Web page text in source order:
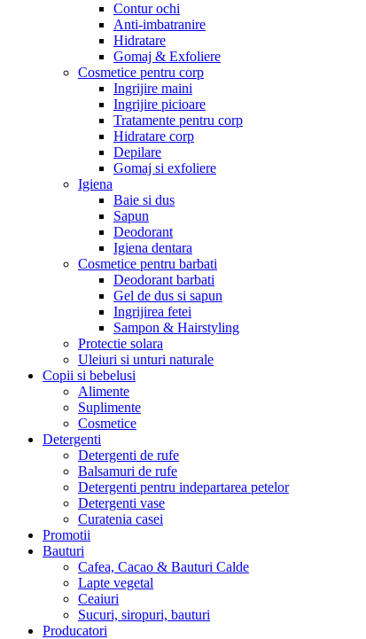
Contur ochi
Anti-imbatranire
Hidratare
Gomaj & Exfoliere
Cosmetice pentru corp
Ingrijire maini
Ingrijire picioare
Tratamente pentru corp
Hidratare corp
Depilare
Gomaj si exfoliere
Igiena
Baie si dus
Sapun
Deodorant
Igiena dentara
Cosmetice pentru barbati
Deodorant barbati
Gel de dus si sapun
Ingrijirea fetei
Sampon & Hairstyling
Protectie solara
Uleiuri si unturi naturale
Copii si bebelusi
Alimente
Suplimente
Cosmetice
Detergenti
Detergenti de rufe
Balsamuri de rufe
Detergenti pentru indepartarea petelor
Detergenti vase
Curatenia casei
Promotii
Bauturi
Cafea, Cacao & Bauturi Calde
Lapte vegetal
Ceaiuri
Sucuri, siropuri, bauturi
Producatori